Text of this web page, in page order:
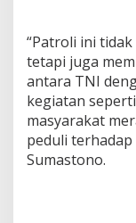
“Patroli ini
tetapi juga
antara TNI
kegiatan
masyarakat
peduli
Sumastono.